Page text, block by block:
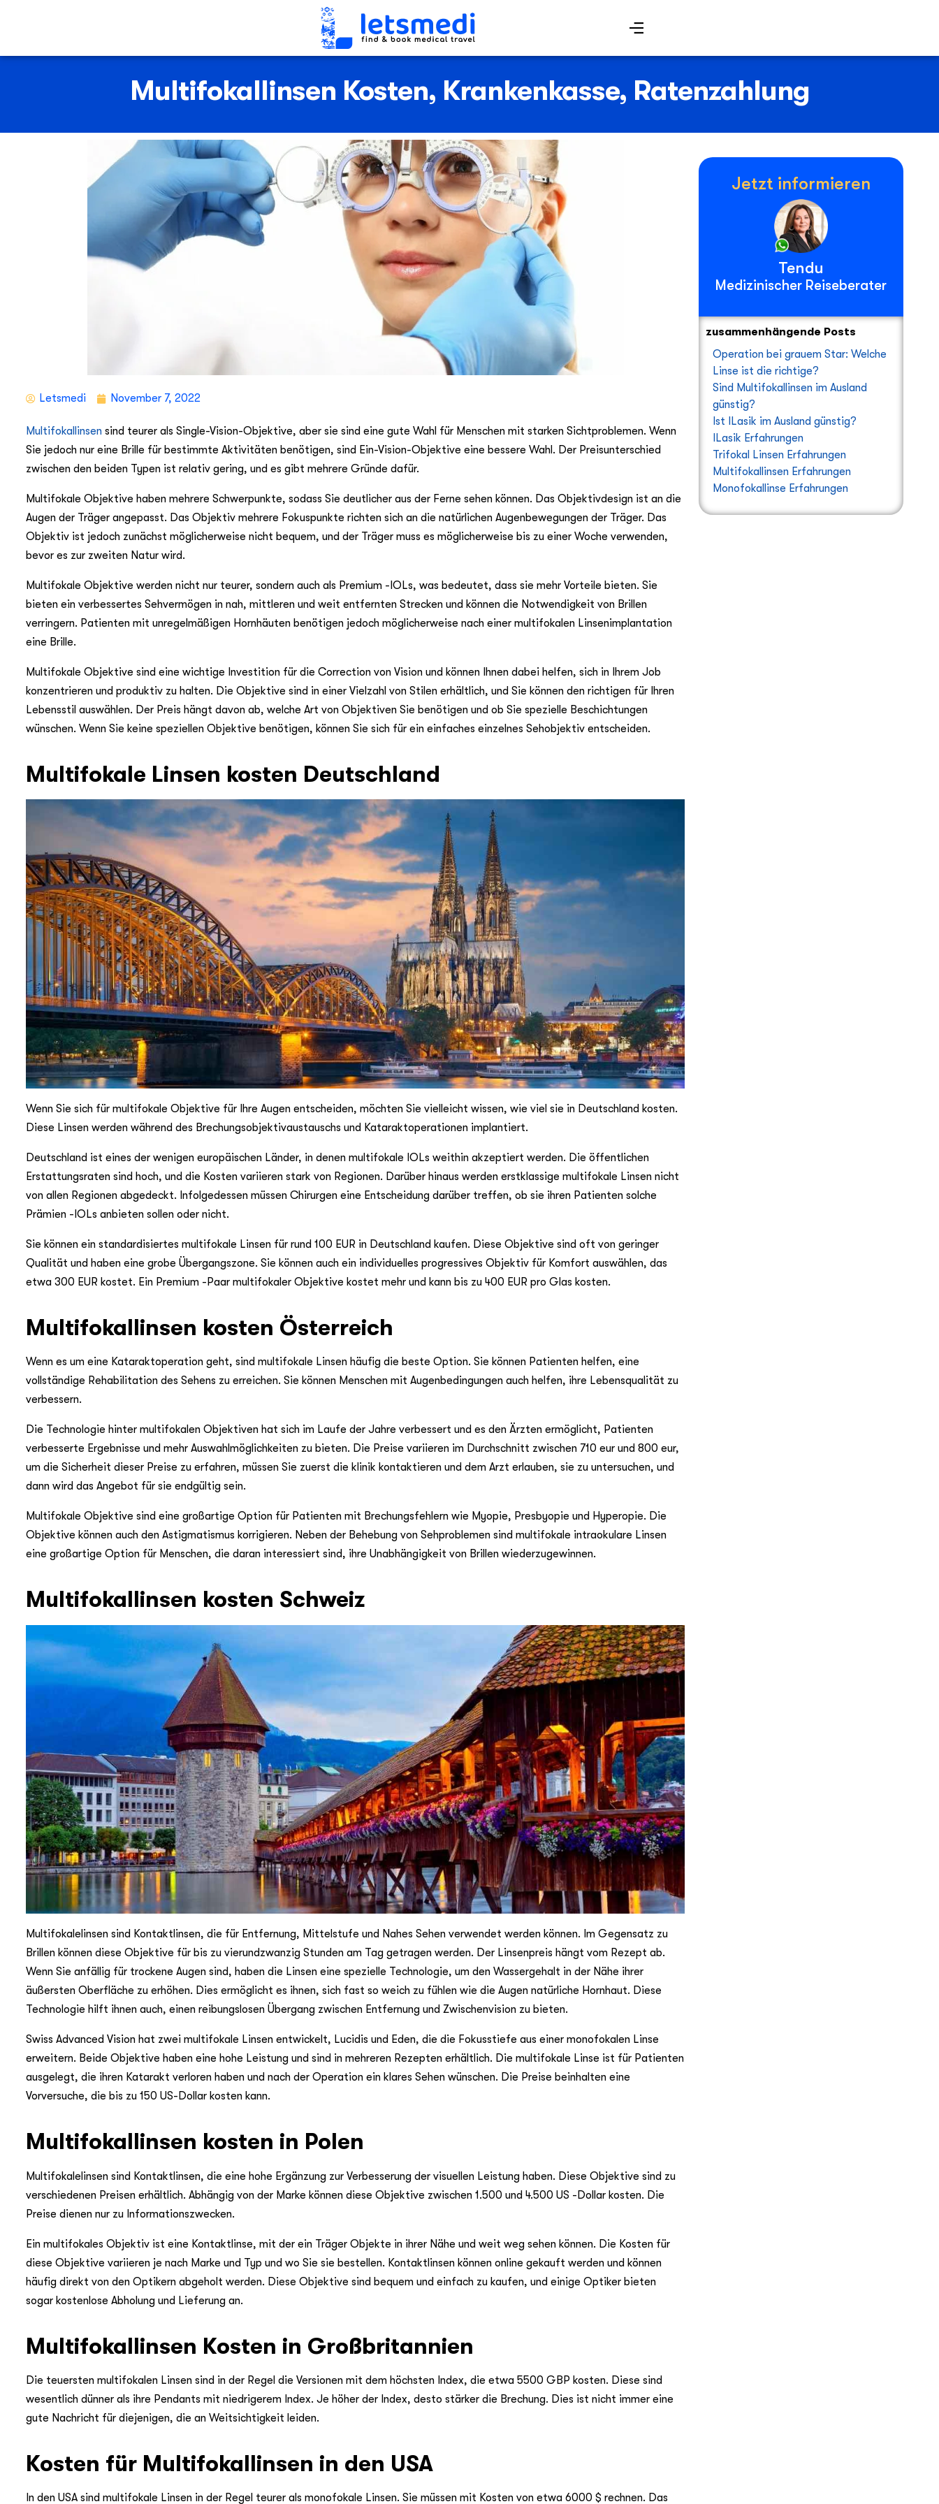
Multifokallinsen Kosten, Krankenkasse, Ratenzahlung
Letsmedi November 7, 2022
Multifokallinsen sind teurer als Single-Vision-Objektive, aber sie sind eine gute Wahl für Menschen mit starken Sichtproblemen. Wenn
Sie jedoch nur eine Brille für bestimmte Aktivitäten benötigen, sind Ein-Vision-Objektive eine bessere Wahl. Der Preisunterschied
zwischen den beiden Typen ist relativ gering, und es gibt mehrere Gründe dafür.
Multifokale Objektive haben mehrere Schwerpunkte, sodass Sie deutlicher aus der Ferne sehen können. Das Objektivdesign ist an die
Augen der Träger angepasst. Das Objektiv mehrere Fokuspunkte richten sich an die natürlichen Augenbewegungen der Träger. Das
Objektiv ist jedoch zunächst möglicherweise nicht bequem, und der Träger muss es möglicherweise bis zu einer Woche verwenden,
bevor es zur zweiten Natur wird.
Multifokale Objektive werden nicht nur teurer, sondern auch als Premium -IOLs, was bedeutet, dass sie mehr Vorteile bieten. Sie
bieten ein verbessertes Sehvermögen in nah, mittleren und weit entfernten Strecken und können die Notwendigkeit von Brillen
verringern. Patienten mit unregelmäßigen Hornhäuten benötigen jedoch möglicherweise nach einer multifokalen Linsenimplantation
eine Brille.
Multifokale Objektive sind eine wichtige Investition für die Correction von Vision und können Ihnen dabei helfen, sich in Ihrem Job
konzentrieren und produktiv zu halten. Die Objektive sind in einer Vielzahl von Stilen erhältlich, und Sie können den richtigen für Ihren
Lebensstil auswählen. Der Preis hängt davon ab, welche Art von Objektiven Sie benötigen und ob Sie spezielle Beschichtungen
wünschen. Wenn Sie keine speziellen Objektive benötigen, können Sie sich für ein einfaches einzelnes Sehobjektiv entscheiden.
Multifokale Linsen kosten Deutschland
Wenn Sie sich für multifokale Objektive für Ihre Augen entscheiden, möchten Sie vielleicht wissen, wie viel sie in Deutschland kosten.
Diese Linsen werden während des Brechungsobjektivaustauschs und Kataraktoperationen implantiert.
Deutschland ist eines der wenigen europäischen Länder, in denen multifokale IOLs weithin akzeptiert werden. Die öffentlichen
Erstattungsraten sind hoch, und die Kosten variieren stark von Regionen. Darüber hinaus werden erstklassige multifokale Linsen nicht
von allen Regionen abgedeckt. Infolgedessen müssen Chirurgen eine Entscheidung darüber treffen, ob sie ihren Patienten solche
Prämien -IOLs anbieten sollen oder nicht.
Sie können ein standardisiertes multifokale Linsen für rund 100 EUR in Deutschland kaufen. Diese Objektive sind oft von geringer
Qualität und haben eine grobe Übergangszone. Sie können auch ein individuelles progressives Objektiv für Komfort auswählen, das
etwa 300 EUR kostet. Ein Premium -Paar multifokaler Objektive kostet mehr und kann bis zu 400 EUR pro Glas kosten.
Multifokallinsen kosten Österreich
Wenn es um eine Kataraktoperation geht, sind multifokale Linsen häufig die beste Option. Sie können Patienten helfen, eine
vollständige Rehabilitation des Sehens zu erreichen. Sie können Menschen mit Augenbedingungen auch helfen, ihre Lebensqualität zu
verbessern.
Die Technologie hinter multifokalen Objektiven hat sich im Laufe der Jahre verbessert und es den Ärzten ermöglicht, Patienten
verbesserte Ergebnisse und mehr Auswahlmöglichkeiten zu bieten. Die Preise variieren im Durchschnitt zwischen 710 eur und 800 eur,
um die Sicherheit dieser Preise zu erfahren, müssen Sie zuerst die klinik kontaktieren und dem Arzt erlauben, sie zu untersuchen, und
dann wird das Angebot für sie endgültig sein.
Multifokale Objektive sind eine großartige Option für Patienten mit Brechungsfehlern wie Myopie, Presbyopie und Hyperopie. Die
Objektive können auch den Astigmatismus korrigieren. Neben der Behebung von Sehproblemen sind multifokale intraokulare Linsen
eine großartige Option für Menschen, die daran interessiert sind, ihre Unabhängigkeit von Brillen wiederzugewinnen.
Multifokallinsen kosten Schweiz
Multifokalelinsen sind Kontaktlinsen, die für Entfernung, Mittelstufe und Nahes Sehen verwendet werden können. Im Gegensatz zu
Brillen können diese Objektive für bis zu vierundzwanzig Stunden am Tag getragen werden. Der Linsenpreis hängt vom Rezept ab.
Wenn Sie anfällig für trockene Augen sind, haben die Linsen eine spezielle Technologie, um den Wassergehalt in der Nähe ihrer
äußersten Oberfläche zu erhöhen. Dies ermöglicht es ihnen, sich fast so weich zu fühlen wie die Augen natürliche Hornhaut. Diese
Technologie hilft ihnen auch, einen reibungslosen Übergang zwischen Entfernung und Zwischenvision zu bieten.
Swiss Advanced Vision hat zwei multifokale Linsen entwickelt, Lucidis und Eden, die die Fokusstiefe aus einer monofokalen Linse
erweitern. Beide Objektive haben eine hohe Leistung und sind in mehreren Rezepten erhältlich. Die multifokale Linse ist für Patienten
ausgelegt, die ihren Katarakt verloren haben und nach der Operation ein klares Sehen wünschen. Die Preise beinhalten eine
Vorversuche, die bis zu 150 US-Dollar kosten kann.
Multifokallinsen kosten in Polen
Multifokalelinsen sind Kontaktlinsen, die eine hohe Ergänzung zur Verbesserung der visuellen Leistung haben. Diese Objektive sind zu
verschiedenen Preisen erhältlich. Abhängig von der Marke können diese Objektive zwischen 1.500 und 4.500 US -Dollar kosten. Die
Preise dienen nur zu Informationszwecken.
Ein multifokales Objektiv ist eine Kontaktlinse, mit der ein Träger Objekte in ihrer Nähe und weit weg sehen können. Die Kosten für
diese Objektive variieren je nach Marke und Typ und wo Sie sie bestellen. Kontaktlinsen können online gekauft werden und können
häufig direkt von den Optikern abgeholt werden. Diese Objektive sind bequem und einfach zu kaufen, und einige Optiker bieten
sogar kostenlose Abholung und Lieferung an.
Multifokallinsen Kosten in Großbritannien
Die teuersten multifokalen Linsen sind in der Regel die Versionen mit dem höchsten Index, die etwa 5500 GBP kosten. Diese sind
wesentlich dünner als ihre Pendants mit niedrigerem Index. Je höher der Index, desto stärker die Brechung. Dies ist nicht immer eine
gute Nachricht für diejenigen, die an Weitsichtigkeit leiden.
Kosten für Multifokallinsen in den USA
In den USA sind multifokale Linsen in der Regel teurer als monofokale Linsen. Sie müssen mit Kosten von etwa 6000 $ rechnen. Das
Jetzt informieren
Tendu
Medizinischer Reiseberater
zusammenhängende Posts
Operation bei grauem Star: Welche
Linse ist die richtige?
Sind Multifokallinsen im Ausland
günstig?
Ist ILasik im Ausland günstig?
ILasik Erfahrungen
Trifokal Linsen Erfahrungen
Multifokallinsen Erfahrungen
Monofokallinse Erfahrungen